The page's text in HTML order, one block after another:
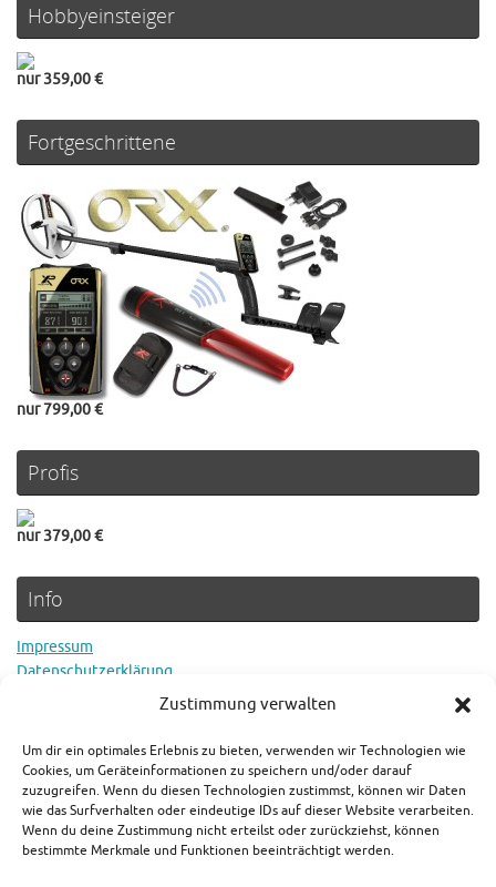
Zustimmung verwalten
Um dir ein optimales Erlebnis zu bieten, verwenden wir Technologien wie
Cookies, um Geräteinformationen zu speichern und/oder darauf
zuzugreifen. Wenn du diesen Technologien zustimmst, können wir Daten
wie das Surfverhalten oder eindeutige IDs auf dieser Website verarbeiten.
Wenn du deine Zustimmung nicht erteilst oder zurückziehst, können
bestimmte Merkmale und Funktionen beeinträchtigt werden.
Hobbyeinsteiger
nur 359,00 €
Fortgeschrittene
nur 799,00 €
Profis
nur 379,00 €
Info
Impressum
Datenschutzerklärung
Rechtlicher Hinweis
Es gilt der aktuelle Preis in den jeweiligen Shops. Als Amazon-
Partner verdienen wir an qualifizierten Verkäufen.